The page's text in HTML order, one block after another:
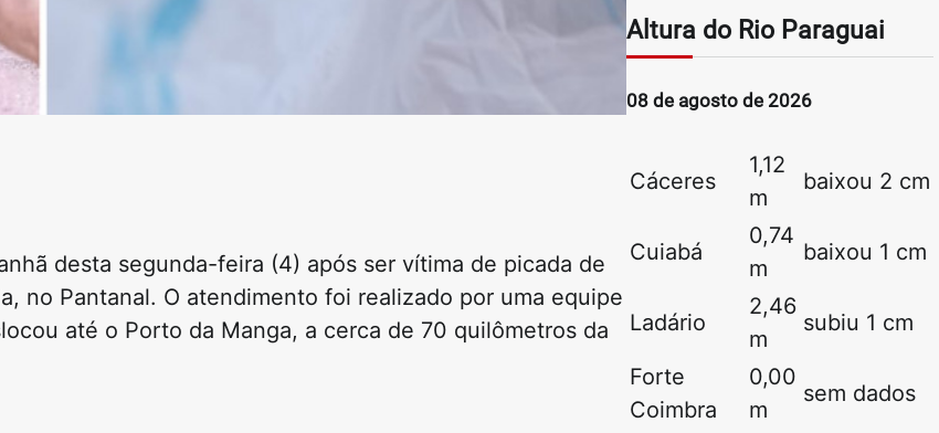
desta segunda-feira (4) após ser vítima de picada de
no Pantanal. O atendimento foi realizado por uma equipe
até o Porto da Manga, a cerca de 70 quilômetros da
Altura do Rio Paraguai
08 de agosto de 2026
Cáceres
1,12
m
baixou 2 cm
Cuiabá
0,74
m
baixou 1 cm
Ladário
2,46
m
subiu 1 cm
Forte
Coimbra
0,00
m
sem dados